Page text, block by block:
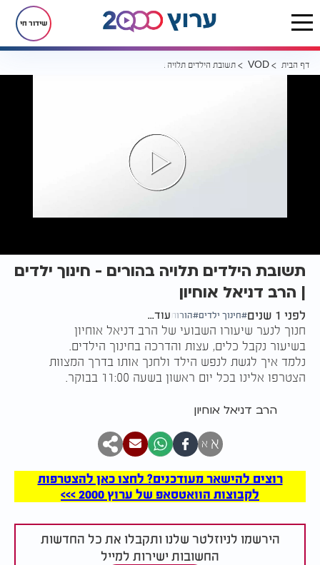
שידור חי
דף הבית VOD תשובת הילדים תלויה בהורים - חינוך ילדים | הרב דניאל אוחיון
תשובת הילדים תלויה בהורים - חינוך ילדים
| הרב דניאל אוחיון
לפני 1 שנים חינוך ילדים הורותעוד...
חנוך לנער שיעורו השבועי של הרב דניאל אוחיון
בשיעור נקבל כלים, עצות והדרכה בחינוך הילדים.
נלמד איך לגשת לנפש הילד ולחנך אותו בדרך המצוות
הצטרפו אלינו בכל יום ראשון בשעה 11:00 בבוקר.
הרב דניאל אוחיון
א א
רוצים להישאר מעודכנים? לחצו כאן להצטרפות
לקבוצות הוואטסאפ של ערוץ 2000 >>>
הירשמו לניוזלטר שלנו ותקבלו את כל החדשות
החשובות ישירות למייל